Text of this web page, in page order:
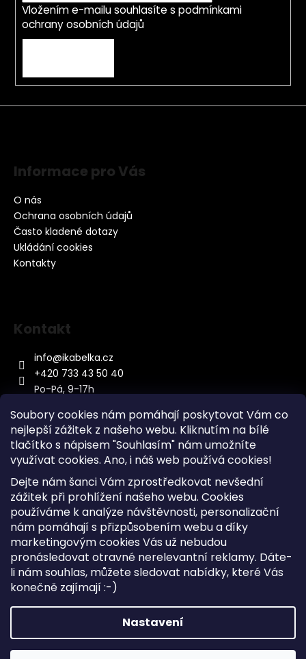
Soubory cookies nám pomáhají poskytovat Vám co
nejlepší zážitek z našeho webu. Kliknutím na bílé
tlačítko s nápisem "Souhlasím" nám umožníte
využívat cookies. Ano, i náš web používá cookies!
Dejte nám šanci Vám zprostředkovat nevšední
zážitek při prohlížení našeho webu. Cookies
používáme k analýze návštěvnosti, personalizační
nám pomáhají s přizpůsobením webu a díky
marketingovým cookies Vás už nebudou
pronásledovat otravné nerelevantní reklamy. Dáte-
li nám souhlas, můžete sledovat nabídky, které Vás
konečně zajímají :-)
Nastavení
Vložením e-mailu souhlasíte s podmínkami
ochrany osobních údajů
Informace pro Vás
O nás
Ochrana osobních údajů
Často kladené dotazy
Ukládání cookies
Kontakty
Kontakt
info@ikabelka.cz
+420 733 43 50 40
Po-Pá, 9-17h
Kontakt
Sitemap
Doprava a Platba
Reklamace Zboží
Obchodní podmínky
iKabelka.cz. Všechna práva vyhrazena.
Upravit nastavení cookies